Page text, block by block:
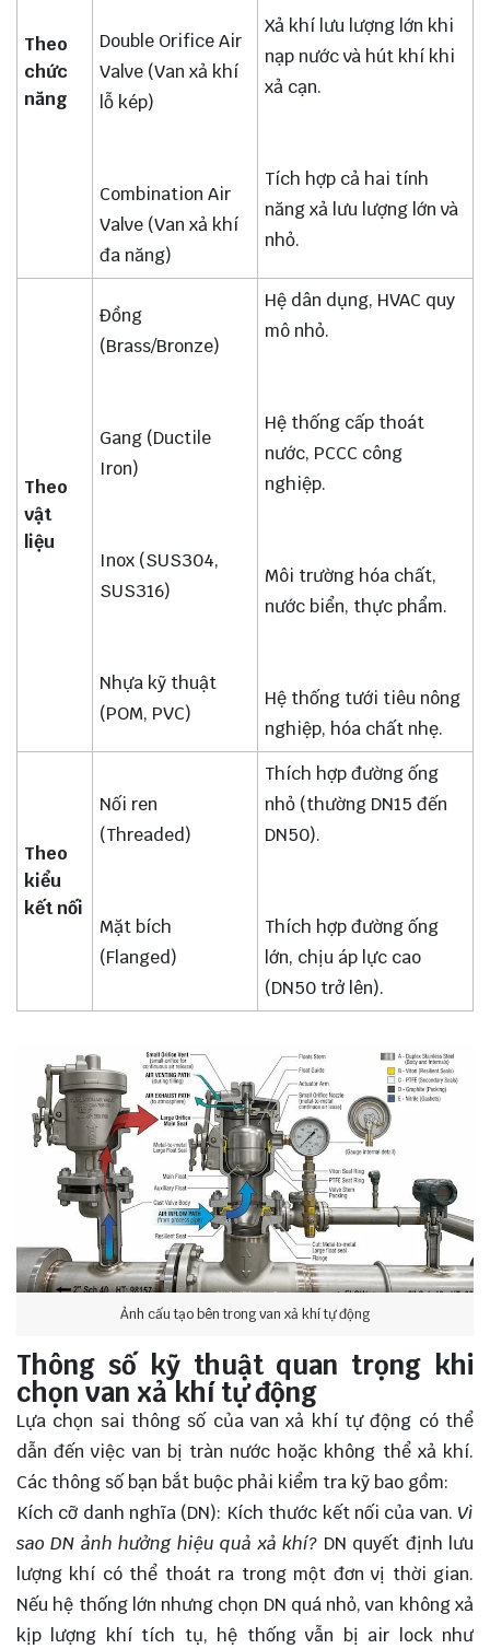
Theo
chức
năng
Double Orifice Air
Valve (Van xả khí
lỗ kép)
Combination Air
Valve (Van xả khí
đa năng)
Xả khí lưu lượng lớn khi
nạp nước và hút khí khi
xả cạn.
Tích hợp cả hai tính
năng xả lưu lượng lớn và
nhỏ.
Theo
vật
liệu
Đồng
(Brass/Bronze)
Gang (Ductile
Iron)
Inox (SUS304,
SUS316)
Nhựa kỹ thuật
(POM, PVC)
Hệ dân dụng, HVAC quy
mô nhỏ.
Hệ thống cấp thoát
nước, PCCC công
nghiệp.
Môi trường hóa chất,
nước biển, thực phẩm.
Hệ thống tưới tiêu nông
nghiệp, hóa chất nhẹ.
Theo
kiểu
kết nối
Nối ren
(Threaded)
Mặt bích
(Flanged)
Thích hợp đường ống
nhỏ (thường DN15 đến
DN50).
Thích hợp đường ống
lớn, chịu áp lực cao
(DN50 trở lên).
Ảnh cấu tạo bên trong van xả khí tự động
Thông số kỹ thuật quan trọng khi
chọn van xả khí tự động
Lựa chọn sai thông số của van xả khí tự động có thể
dẫn đến việc van bị tràn nước hoặc không thể xả khí.
Các thông số bạn bắt buộc phải kiểm tra kỹ bao gồm:
Kích cỡ danh nghĩa (DN): Kích thước kết nối của van. Vì
sao DN ảnh hưởng hiệu quả xả khí? DN quyết định lưu
lượng khí có thể thoát ra trong một đơn vị thời gian.
Nếu hệ thống lớn nhưng chọn DN quá nhỏ, van không xả
kịp lượng khí tích tụ, hệ thống vẫn bị air lock như